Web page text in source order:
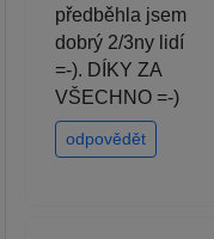
předběhla jsem
dobrý 2/3ny lidí
=-). DÍKY ZA
VŠECHNO =-)
odpovědět